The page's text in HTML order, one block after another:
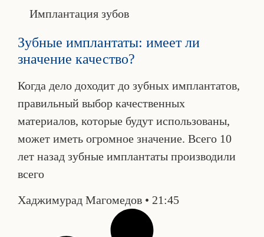
Имплантация зубов
Зубные имплантаты: имеет ли
значение качество?
Когда дело доходит до зубных имплантатов,
правильный выбор качественных
материалов, которые будут использованы,
может иметь огромное значение. Всего 10
лет назад зубные имплантаты производили
всего
Хаджимурад Магомедов 21:45